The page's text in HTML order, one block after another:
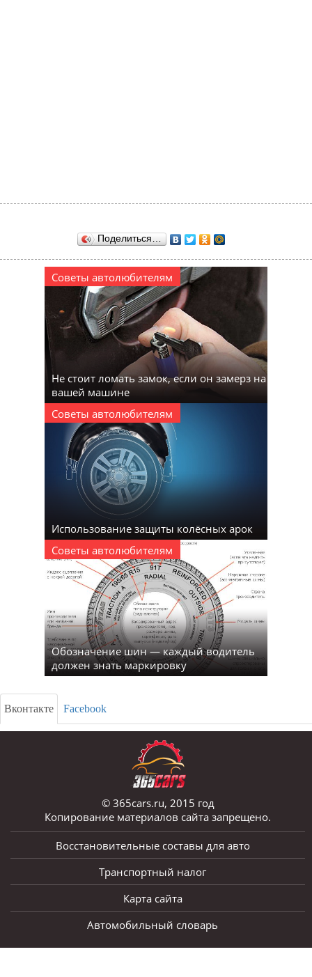
Поделиться…
Советы автолюбителям
Не стоит ломать замок, если он замерз на
вашей машине
Советы автолюбителям
Использование защиты колёсных арок
Советы автолюбителям
Обозначение шин — каждый водитель
должен знать маркировку
Вконтакте Facebook
© 365cars.ru, 2015 год
Копирование материалов сайта запрещено.
Восстановительные составы для авто
Транспортный налог
Карта сайта
Автомобильный словарь